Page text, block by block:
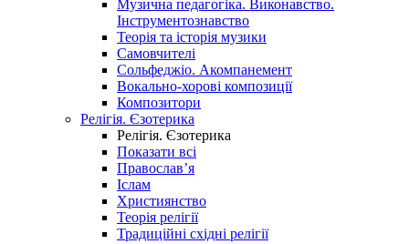
Музична педагогіка. Виконавство.
Інструментознавство
Теорія та історія музики
Самовчителі
Сольфеджіо. Акомпанемент
Вокально-хорові композиції
Композитори
Релігія. Єзотерика
Релігія. Єзотерика
Показати всі
Православ’я
Іслам
Християнство
Теорія релігії
Традиційні східні релігії